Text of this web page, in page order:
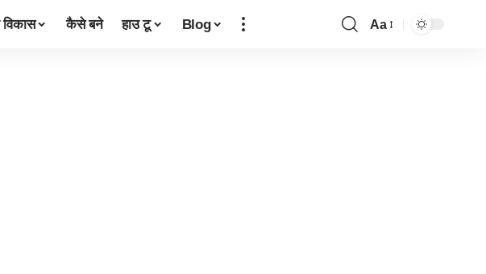
कैसे बने हाउ टू Blog Aa